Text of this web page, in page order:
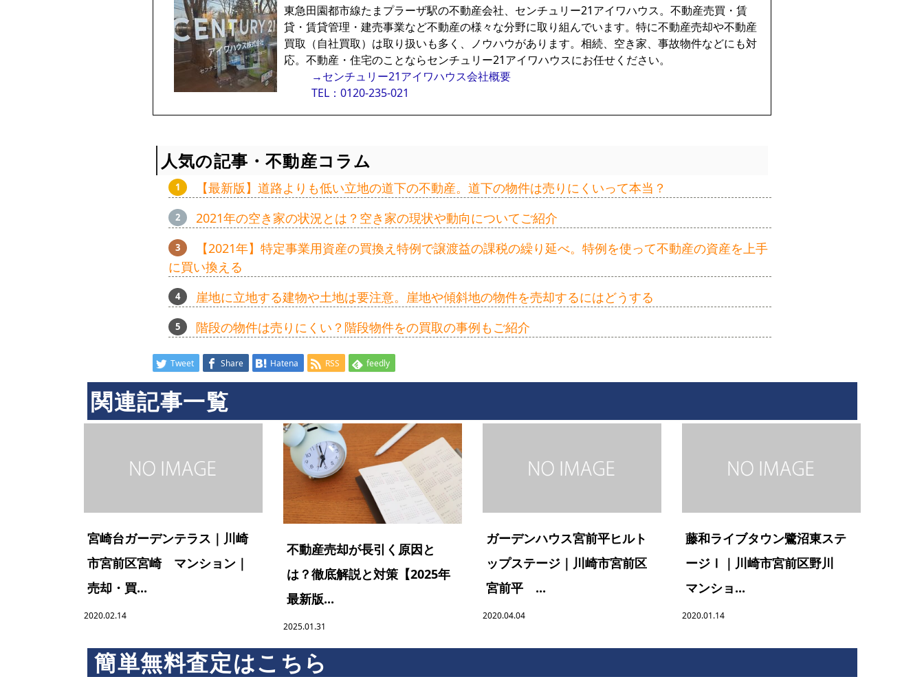
東急田園都市線たまプラーザ駅の不動産会社、センチュリー21アイワハウス。不動産売買・賃
貸・賃貸管理・建売事業など不動産の様々な分野に取り組んでいます。特に不動産売却や不動産
買取（自社買取）は取り扱いも多く、ノウハウがあります。相続、空き家、事故物件などにも対
応。不動産・住宅のことならセンチュリー21アイワハウスにお任せください。
→センチュリー21アイワハウス会社概要
TEL：0120-235-021
人気の記事・不動産コラム
【最新版】道路よりも低い立地の道下の不動産。道下の物件は売りにくいって本当？
2021年の空き家の状況とは？空き家の現状や動向についてご紹介
【2021年】特定事業用資産の買換え特例で譲渡益の課税の繰り延べ。特例を使って不動産の資産を上手
に買い換える
崖地に立地する建物や土地は要注意。崖地や傾斜地の物件を売却するにはどうする
階段の物件は売りにくい？階段物件をの買取の事例もご紹介
Tweet Share Hatena RSS feedly
関連記事一覧
宮崎台ガーデンテラス｜川崎
市宮前区宮崎 マンション｜
売却・買...
2020.02.14
不動産売却が長引く原因と
は？徹底解説と対策【2025年
最新版...
2025.01.31
ガーデンハウス宮前平ヒルト
ップステージ｜川崎市宮前区
宮前平 ...
2020.04.04
藤和ライブタウン鷺沼東ステ
ージⅠ｜川崎市宮前区野川
マンショ...
2020.01.14
簡単無料査定はこちら